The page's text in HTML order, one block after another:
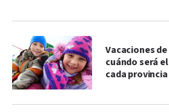
Vacaciones
cuándo será
cada provincia